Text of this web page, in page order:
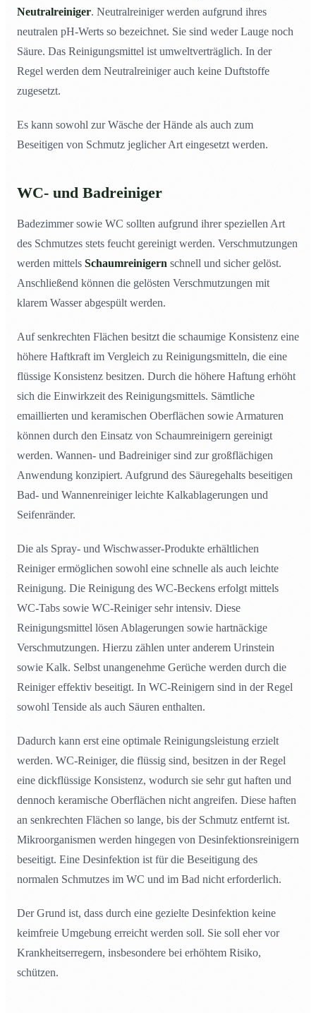
Neutralreiniger. Neutralreiniger werden aufgrund ihres
neutralen pH-Werts so bezeichnet. Sie sind weder Lauge noch
Säure. Das Reinigungsmittel ist umweltverträglich. In der
Regel werden dem Neutralreiniger auch keine Duftstoffe
zugesetzt.
Es kann sowohl zur Wäsche der Hände als auch zum
Beseitigen von Schmutz jeglicher Art eingesetzt werden.
WC- und Badreiniger
Badezimmer sowie WC sollten aufgrund ihrer speziellen Art
des Schmutzes stets feucht gereinigt werden. Verschmutzungen
werden mittels Schaumreinigern schnell und sicher gelöst.
Anschließend können die gelösten Verschmutzungen mit
klarem Wasser abgespült werden.
Auf senkrechten Flächen besitzt die schaumige Konsistenz eine
höhere Haftkraft im Vergleich zu Reinigungsmitteln, die eine
flüssige Konsistenz besitzen. Durch die höhere Haftung erhöht
sich die Einwirkzeit des Reinigungsmittels. Sämtliche
emaillierten und keramischen Oberflächen sowie Armaturen
können durch den Einsatz von Schaumreinigern gereinigt
werden. Wannen- und Badreiniger sind zur großflächigen
Anwendung konzipiert. Aufgrund des Säuregehalts beseitigen
Bad- und Wannenreiniger leichte Kalkablagerungen und
Seifenränder.
Die als Spray- und Wischwasser-Produkte erhältlichen
Reiniger ermöglichen sowohl eine schnelle als auch leichte
Reinigung. Die Reinigung des WC-Beckens erfolgt mittels
WC-Tabs sowie WC-Reiniger sehr intensiv. Diese
Reinigungsmittel lösen Ablagerungen sowie hartnäckige
Verschmutzungen. Hierzu zählen unter anderem Urinstein
sowie Kalk. Selbst unangenehme Gerüche werden durch die
Reiniger effektiv beseitigt. In WC-Reinigern sind in der Regel
sowohl Tenside als auch Säuren enthalten.
Dadurch kann erst eine optimale Reinigungsleistung erzielt
werden. WC-Reiniger, die flüssig sind, besitzen in der Regel
eine dickflüssige Konsistenz, wodurch sie sehr gut haften und
dennoch keramische Oberflächen nicht angreifen. Diese haften
an senkrechten Flächen so lange, bis der Schmutz entfernt ist.
Mikroorganismen werden hingegen von Desinfektionsreinigern
beseitigt. Eine Desinfektion ist für die Beseitigung des
normalen Schmutzes im WC und im Bad nicht erforderlich.
Der Grund ist, dass durch eine gezielte Desinfektion keine
keimfreie Umgebung erreicht werden soll. Sie soll eher vor
Krankheitserregern, insbesondere bei erhöhtem Risiko,
schützen.